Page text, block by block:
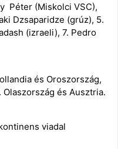
Péter (Miskolci VSC),
Dzsaparidze (grúz), 5.
(izraeli), 7. Pedro
és Oroszország,
Olaszország és Ausztria.
viadal